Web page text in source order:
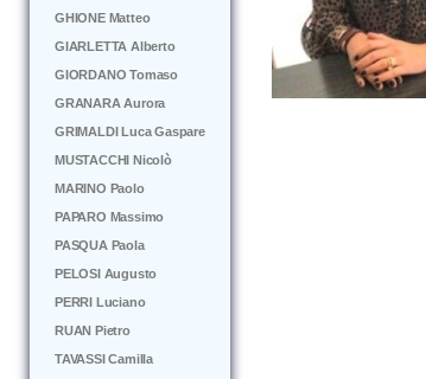
GHIONE Matteo
GIARLETTA Alberto
GIORDANO Tomaso
GRANARA Aurora
GRIMALDI Luca Gaspare
MUSTACCHI Nicolò
MARINO Paolo
PAPARO Massimo
PASQUA Paola
PELOSI Augusto
PERRI Luciano
RUAN Pietro
TAVASSI Camilla